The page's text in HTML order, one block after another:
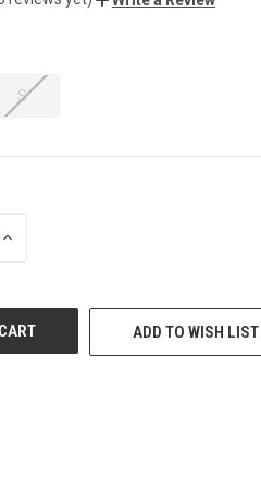
S
INCREASE
ADD TO WISH LIST